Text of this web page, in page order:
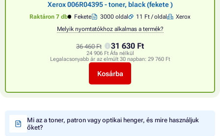
Xerox 006R04395 - toner, black (fekete )
Raktáron 7 db Fekete 3000 oldal 11 Ft / oldal
Xerox
Melyik nyomtatókhoz alkalmas a termék?
36 460 Ft 31 630 Ft
24 906 Ft Áfa nélkül
Legalacsonyabb ár az elmúlt 30 napban: 29 760 Ft
Kosárba
Mi az a toner, patron vagy optikai henger, és mire használjuk
őket?